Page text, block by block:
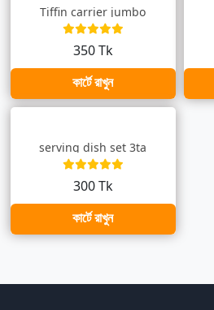
Tiffin carrier jumbo
350 Tk
কার্টে রাখুন
serving dish set 3ta
300 Tk
কার্টে রাখুন